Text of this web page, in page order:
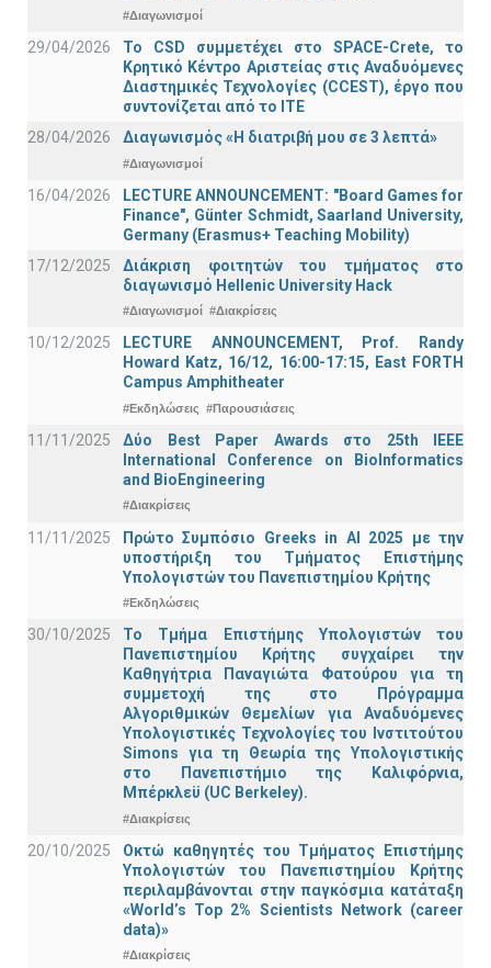
#Διαγωνισμοί
29/04/2026
Το CSD συμμετέχει στο SPACE-Crete, το
Κρητικό Κέντρο Αριστείας στις Αναδυόμενες
Διαστημικές Τεχνολογίες (CCEST), έργο που
συντονίζεται από το ΙΤΕ
28/04/2026
Διαγωνισμός «Η διατριβή μου σε 3 λεπτά»
#Διαγωνισμοί
16/04/2026
LECTURE ANNOUNCEMENT: "Board Games for
Finance", Günter Schmidt, Saarland University,
Germany (Erasmus+ Teaching Mobility)
17/12/2025
Διάκριση φοιτητών του τμήματος στο
διαγωνισμό Hellenic University Hack
#Διαγωνισμοί #Διακρίσεις
10/12/2025
LECTURE ANNOUNCEMENT, Prof. Randy
Howard Katz, 16/12, 16:00-17:15, East FORTH
Campus Amphitheater
#Εκδηλώσεις #Παρουσιάσεις
11/11/2025
Δύο Best Paper Awards στο 25th IEEE
International Conference on BioInformatics
and BioEngineering
#Διακρίσεις
11/11/2025
Πρώτο Συμπόσιο Greeks in AI 2025 με την
υποστήριξη του Τμήματος Επιστήμης
Υπολογιστών του Πανεπιστημίου Κρήτης
#Εκδηλώσεις
30/10/2025
Το Τμήμα Επιστήμης Υπολογιστών του
Πανεπιστημίου Κρήτης συγχαίρει την
Καθηγήτρια Παναγιώτα Φατούρου για τη
συμμετοχή της στο Πρόγραμμα
Αλγοριθμικών Θεμελίων για Αναδυόμενες
Υπολογιστικές Τεχνολογίες του Ινστιτούτου
Simons για τη Θεωρία της Υπολογιστικής
στο Πανεπιστήμιο της Καλιφόρνια,
Μπέρκλεϋ (UC Berkeley).
#Διακρίσεις
20/10/2025
Οκτώ καθηγητές του Τμήματος Επιστήμης
Υπολογιστών του Πανεπιστημίου Κρήτης
περιλαμβάνονται στην παγκόσμια κατάταξη
«World’s Top 2% Scientists Network (career
data)»
#Διακρίσεις